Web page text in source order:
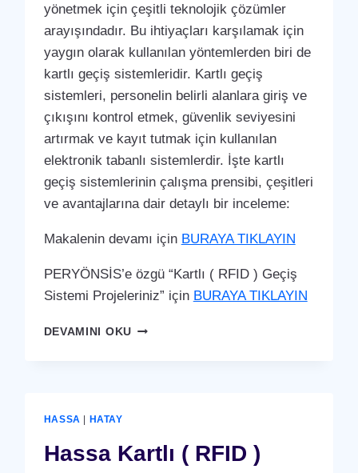
yönetmek için çeşitli teknolojik çözümler
arayışındadır. Bu ihtiyaçları karşılamak için
yaygın olarak kullanılan yöntemlerden biri de
kartlı geçiş sistemleridir. Kartlı geçiş
sistemleri, personelin belirli alanlara giriş ve
çıkışını kontrol etmek, güvenlik seviyesini
artırmak ve kayıt tutmak için kullanılan
elektronik tabanlı sistemlerdir. İşte kartlı
geçiş sistemlerinin çalışma prensibi, çeşitleri
ve avantajlarına dair detaylı bir inceleme:
Makalenin devamı için BURAYA TIKLAYIN
PERYÖNSİS’e özgü “Kartlı ( RFID ) Geçiş
Sistemi Projeleriniz” için BURAYA TIKLAYIN
DEVAMINI OKUİSKENDERUN
HASSA | HATAY
Hassa Kartlı ( RFID )